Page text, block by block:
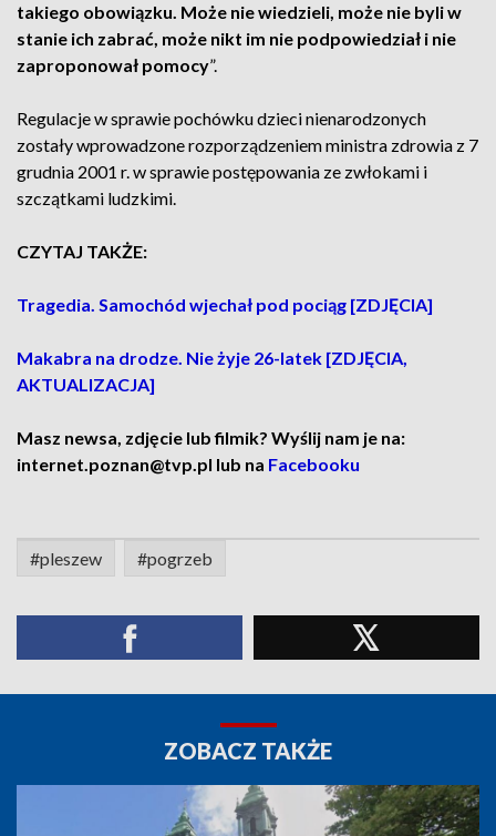
takiego obowiązku. Może nie wiedzieli, może nie byli w
stanie ich zabrać, może nikt im nie podpowiedział i nie
zaproponował pomocy”.
Regulacje w sprawie pochówku dzieci nienarodzonych
zostały wprowadzone rozporządzeniem ministra zdrowia z 7
grudnia 2001 r. w sprawie postępowania ze zwłokami i
szczątkami ludzkimi.
CZYTAJ TAKŻE:
Tragedia. Samochód wjechał pod pociąg [ZDJĘCIA]
Makabra na drodze. Nie żyje 26-latek [ZDJĘCIA,
AKTUALIZACJA]
Masz newsa, zdjęcie lub filmik? Wyślij nam je na:
internet.poznan@tvp.pl lub na Facebooku
#pleszew #pogrzeb
ZOBACZ TAKŻE